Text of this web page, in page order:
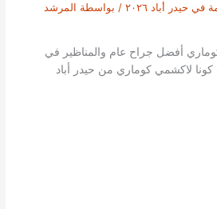
حيدر أباد ٢٠٢٦
/ بواسطة المرشد
أفضل جراح عام والمناظير في
كونا لاكشمي كوماري من حيدر أباد